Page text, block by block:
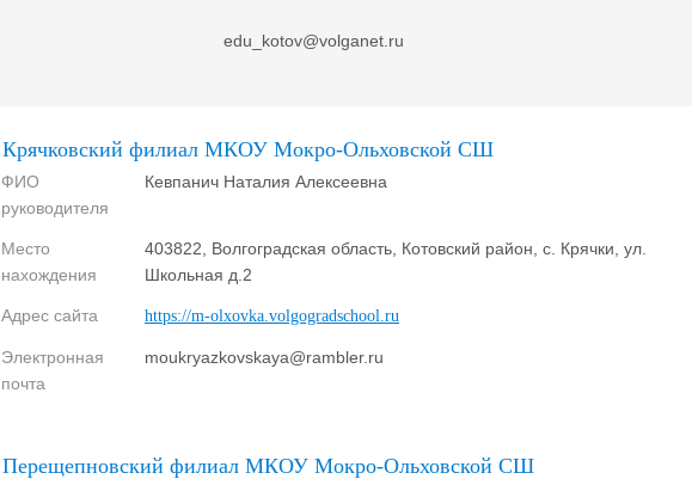
edu_kotov@volganet.ru
Крячковский филиал МКОУ Мокро-Ольховской СШ
ФИО
руководителя
Кевпанич Наталия Алексеевна
Место
нахождения
403822, Волгоградская область, Котовский район, с. Крячки, ул.
Школьная д.2
Адрес сайта https://m-olxovka.volgogradschool.ru
Электронная
почта
moukryazkovskaya@rambler.ru
Перещепновский филиал МКОУ Мокро-Ольховской СШ